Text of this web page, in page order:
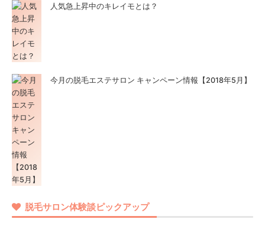
人気急上昇中のキレイモとは？
今月の脱毛エステサロン キャンペーン情報【2018年5月】
脱毛サロン体験談ピックアップ